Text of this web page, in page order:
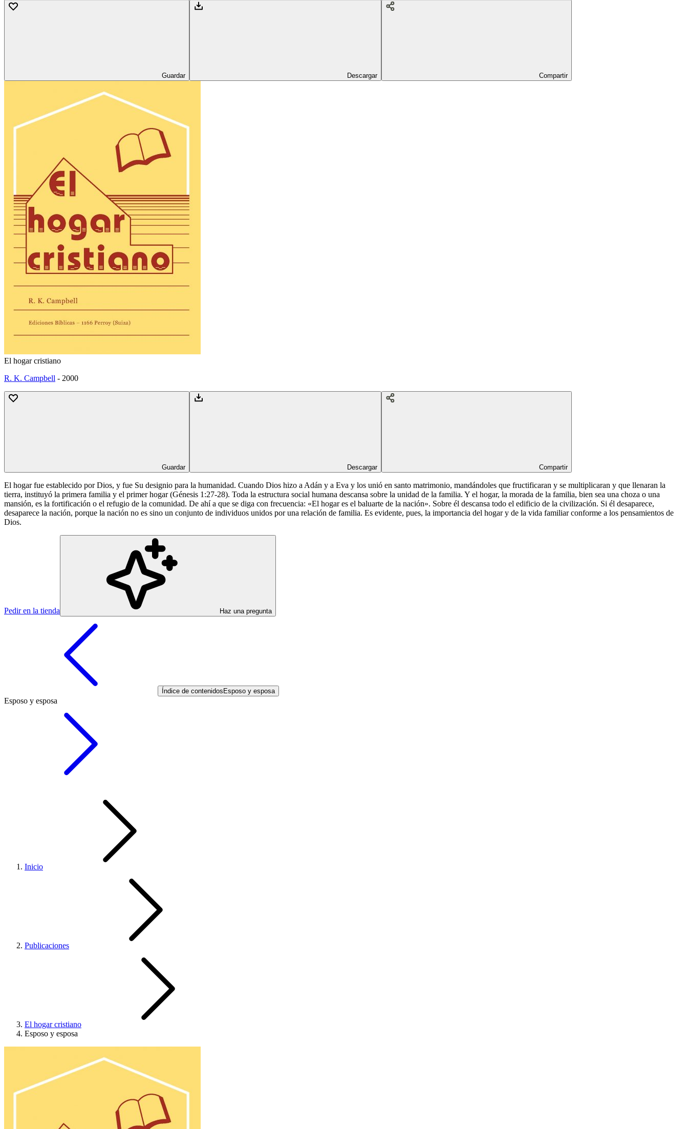
Guardar Descargar Compartir
El hogar cristiano
R. K. Campbell - 2000
Guardar Descargar Compartir
El hogar fue establecido por Dios, y fue Su designio para la humanidad. Cuando Dios hizo a Adán y a Eva y los unió en santo matrimonio, mandándoles que fructificaran y se multiplicaran y que llenaran la
tierra, instituyó la primera familia y el primer hogar (Génesis 1:27-28). Toda la estructura social humana descansa sobre la unidad de la familia. Y el hogar, la morada de la familia, bien sea una choza o una
mansión, es la fortificación o el refugio de la comunidad. De ahí a que se diga con frecuencia: «El hogar es el baluarte de la nación». Sobre él descansa todo el edificio de la civilización. Si él desaparece,
desaparece la nación, porque la nación no es sino un conjunto de individuos unidos por una relación de familia. Es evidente, pues, la importancia del hogar y de la vida familiar conforme a los pensamientos de
Dios.
Pedir en la tienda Haz una pregunta
Índice de contenidos Esposo y esposa
Esposo y esposa
Inicio
Publicaciones
El hogar cristiano
Esposo y esposa